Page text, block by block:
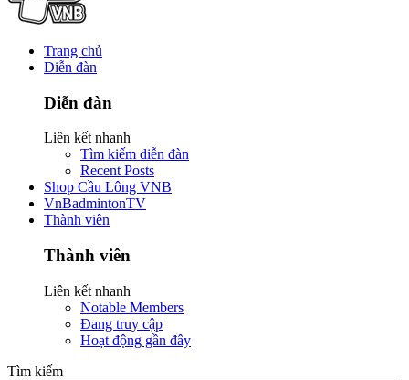
Trang chủ
Diễn đàn
Diễn đàn
Liên kết nhanh
Tìm kiếm diễn đàn
Recent Posts
Shop Cầu Lông VNB
VnBadmintonTV
Thành viên
Thành viên
Liên kết nhanh
Notable Members
Đang truy cập
Hoạt động gần đây
Tìm kiếm